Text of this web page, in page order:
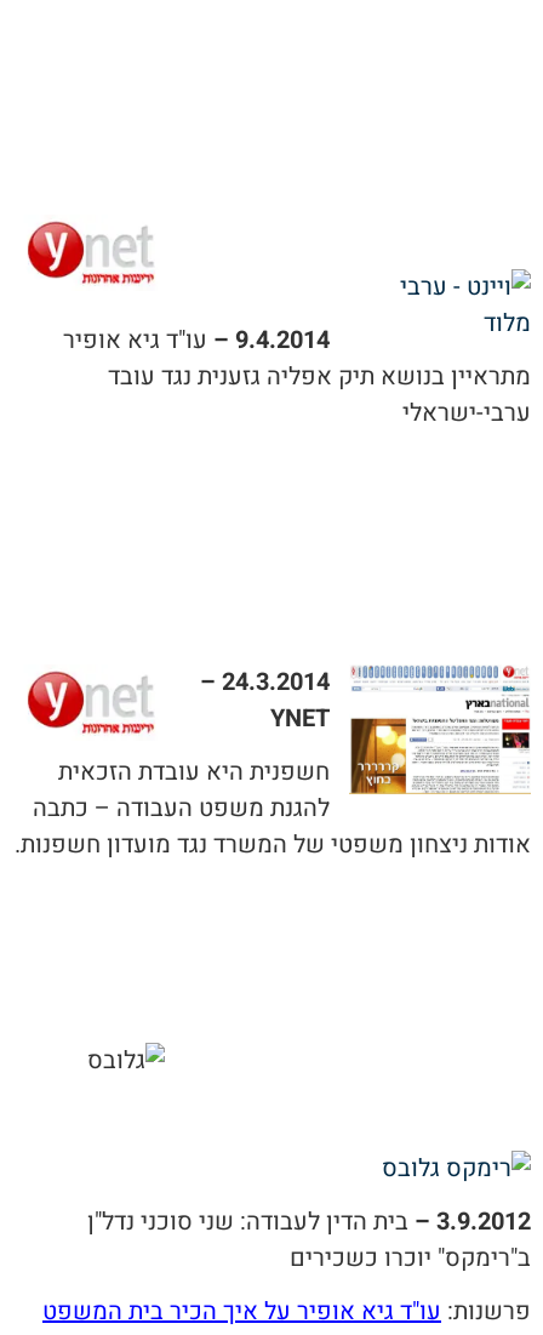
9.4.2014 –
עו"ד גיא אופיר
מתראיין בנושא תיק אפליה גזענית נגד עובד
ערבי-ישראלי
24.3.2014 –
YNET
חשפנית היא עובדת הזכאית
להגנת משפט העבודה – כתבה
אודות ניצחון משפטי של המשרד נגד מועדון חשפנות.
3.9.2012 –
בית הדין לעבודה: שני סוכני נדל"ן
ב"רימקס" יוכרו כשכירים
פרשנות: עו"ד גיא אופיר על איך הכיר בית המשפט